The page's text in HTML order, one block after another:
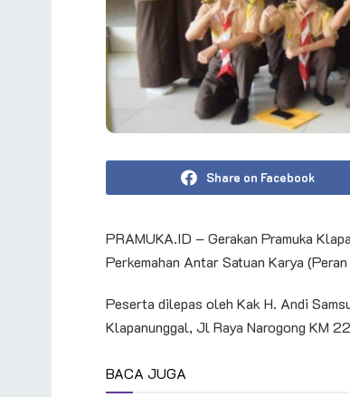
Share on Facebook
PRAMUKA.ID – Gerakan Pramuka
Perkemahan Antar Satuan Karya
Peserta dilepas oleh Kak H. Andi
Klapanunggal, Jl Raya Narogong KM
BACA JUGA